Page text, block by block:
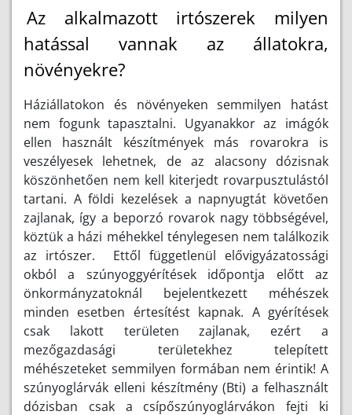
Az alkalmazott irtószerek milyen
hatással vannak az állatokra,
növényekre?
Háziállatokon és növényeken semmilyen hatást
nem fogunk tapasztalni. Ugyanakkor az imágók
ellen használt készítmények más rovarokra is
veszélyesek lehetnek, de az alacsony dózisnak
köszönhetően nem kell kiterjedt rovarpusztulástól
tartani. A földi kezelések a napnyugtát követően
zajlanak, így a beporzó rovarok nagy többségével,
köztük a házi méhekkel ténylegesen nem találkozik
az irtószer. Ettől függetlenül elővigyázatossági
okból a szúnyoggyérítések időpontja előtt az
önkormányzatoknál bejelentkezett méhészek
minden esetben értesítést kapnak. A gyérítések
csak lakott területen zajlanak, ezért a
mezőgazdasági területekhez telepített
méhészeteket semmilyen formában nem érintik! A
szúnyoglárvák elleni készítmény (Bti) a felhasznált
dózisban csak a csípőszúnyoglárvákon fejti ki